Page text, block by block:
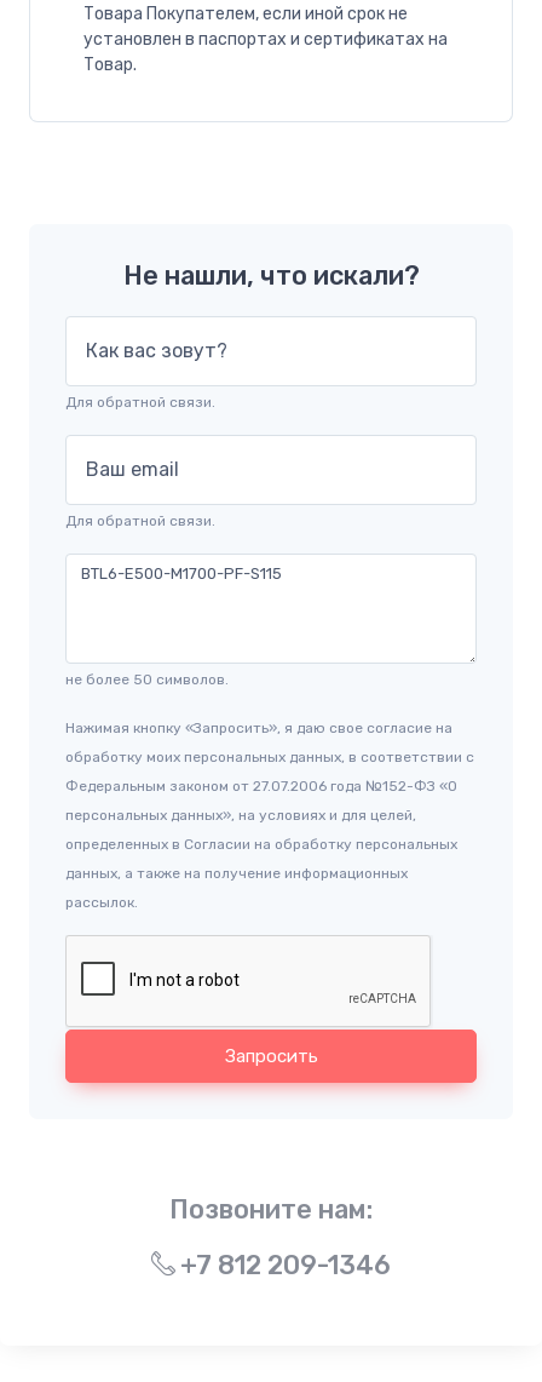
Товара Покупателем, если иной срок не
установлен в паспортах и сертификатах на
Товар.
Не нашли, что искали?
Как вас зовут?
Для обратной связи.
Ваш email
Для обратной связи.
не более 50 символов.
Нажимая кнопку «Запросить», я даю свое согласие на
обработку моих персональных данных, в соответствии с
Федеральным законом от 27.07.2006 года №152-ФЗ «О
персональных данных», на условиях и для целей,
определенных в Согласии на обработку персональных
данных, а также на получение информационных
рассылок.
Запросить
Позвоните нам:
+7 812 209-1346